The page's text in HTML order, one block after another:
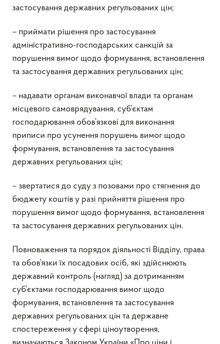
застосування державних регульованих цін;
– приймати рішення про застосування
адміністративно-господарських санкцій за
порушення вимог щодо формування, встановлення
та застосування державних регульованих цін;
– надавати органам виконавчої влади та органам
місцевого самоврядування, суб’єктам
господарювання обов’язкові для виконання
приписи про усунення порушень вимог щодо
формування, встановлення та застосування
державних регульованих цін;
– звертатися до суду з позовами про стягнення до
бюджету коштів у разі прийняття рішення про
порушення вимог щодо формування, встановлення
та застосування державних регульованих цін.
Повноваження та порядок діяльності Відділу, права
та обов’язки їх посадових осіб, які здійснюють
державний контроль (нагляд) за дотриманням
суб’єктами господарювання вимог щодо
формування, встановлення та застосування
державних регульованих цін та державне
спостереження у сфері ціноутворення,